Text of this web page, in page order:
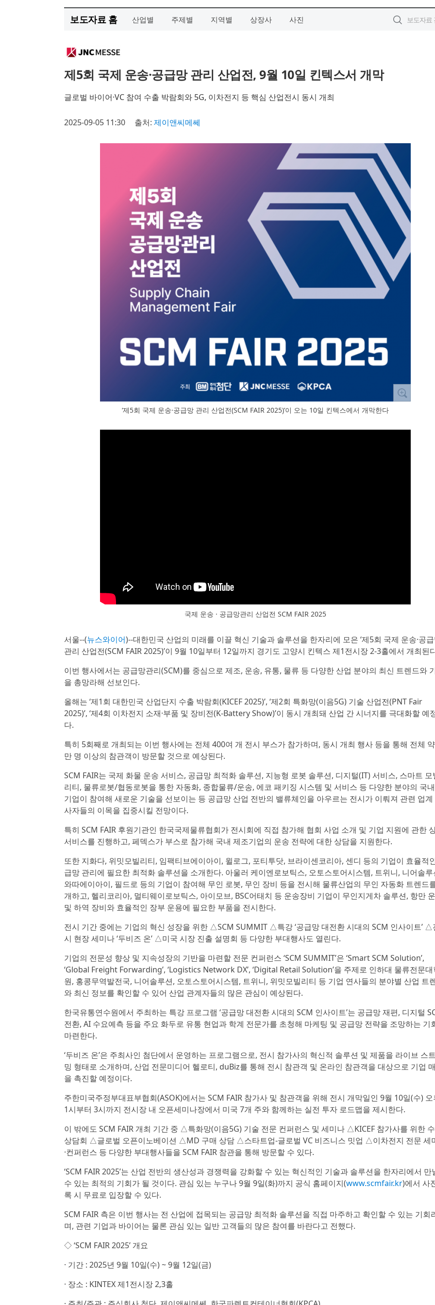
보도자료 홈 산업별 주제별 지역별 상장사 사진
제5회 국제 운송·공급망 관리 산업전, 9월 10일 킨텍스서 개막
글로벌 바이어·VC 참여 수출 박람회와 5G, 이차전지 등 핵심 산업전시 동시 개최
2025-09-05 11:30 출처: 제이앤씨메쎄
‘제5회 국제 운송·공급망 관리 산업전(SCM FAIR 2025)’이 오는 10일 킨텍스에서 개막한다
국제 운송 · 공급망관리 산업전 SCM FAIR 2025
서울--(뉴스와이어)--대한민국 산업의 미래를 이끌 혁신 기술과 솔루션을 한자리에 모은 ‘제5회 국제 운송·공
관리 산업전(SCM FAIR 2025)’이 9월 10일부터 12일까지 경기도 고양시 킨텍스 제1전시장 2-3홀에서 개최된
이번 행사에서는 공급망관리(SCM)를 중심으로 제조, 운송, 유통, 물류 등 다양한 산업 분야의 최신 트렌드와
을 총망라해 선보인다.
올해는 ‘제1회 대한민국 산업단지 수출 박람회(KICEF 2025)’, ‘제2회 특화망(이음5G) 기술 산업전(PNT Fair
2025)’, ‘제4회 이차전지 소재·부품 및 장비전(K-Battery Show)’이 동시 개최돼 산업 간 시너지를 극대화할 예
다.
특히 5회째로 개최되는 이번 행사에는 전체 400여 개 전시 부스가 참가하며, 동시 개최 행사 등을 통해 전체
만 명 이상의 참관객이 방문할 것으로 예상된다.
SCM FAIR는 국제 화물 운송 서비스, 공급망 최적화 솔루션, 지능형 로봇 솔루션, 디지털(IT) 서비스, 스마트 모
리티, 물류로봇/협동로봇을 통한 자동화, 종합물류/운송, 에코 패키징 시스템 및 서비스 등 다양한 분야의 국
기업이 참여해 새로운 기술을 선보이는 등 공급망 산업 전반의 밸류체인을 아우르는 전시가 이뤄져 관련 업계
사자들의 이목을 집중시킬 전망이다.
특히 SCM FAIR 후원기관인 한국국제물류협회가 전시회에 직접 참가해 협회 사업 소개 및 기업 지원에 관한
서비스를 진행하고, 페덱스가 부스로 참가해 국내 제조기업의 운송 전략에 대한 상담을 지원한다.
또한 지화다, 위밋모빌리티, 임팩티브에이아이, 윌로그, 포티투닷, 브라이센코리아, 센디 등의 기업이 효율적
급망 관리에 필요한 최적화 솔루션을 소개한다. 아울러 케이엔로보틱스, 오토스토어시스템, 트위니, 니어솔루
와따에이아이, 필드로 등의 기업이 참여해 무인 로봇, 무인 장비 등을 전시해 물류산업의 무인 자동화 트렌드
개하고, 헬리코리아, 멀티웨이로보틱스, 아이모브, BSC어태치 등 운송장비 기업이 무인지게차 솔루션, 항만
및 하역 장비와 효율적인 장부 운용에 필요한 부품을 전시한다.
전시 기간 중에는 기업의 혁신 성장을 위한 △SCM SUMMIT △특강 ‘공급망 대전환 시대의 SCM 인사이트’ △
시 현장 세미나 ‘두비즈 온’ △미국 시장 진출 설명회 등 다양한 부대행사도 열린다.
기업의 전문성 향상 및 지속성장의 기반을 마련할 전문 컨퍼런스 ‘SCM SUMMIT’은 ‘Smart SCM Solution’,
‘Global Freight Forwarding’, ‘Logistics Network DX’, ‘Digital Retail Solution’을 주제로 인하대 물류전문대
원, 홍콩무역발전국, 니어솔루션, 오토스토어시스템, 트위니, 위밋모빌리티 등 기업 연사들의 분야별 산업 트
와 최신 정보를 확인할 수 있어 산업 관계자들의 많은 관심이 예상된다.
한국유통연수원에서 주최하는 특강 프로그램 ‘공급망 대전환 시대의 SCM 인사이트’는 공급망 재편, 디지털
전환, AI 수요예측 등을 주요 화두로 유통 현업과 학계 전문가를 초청해 마케팅 및 공급망 전략을 조망하는 기
마련한다.
‘두비즈 온’은 주최사인 첨단에서 운영하는 프로그램으로, 전시 참가사의 혁신적 솔루션 및 제품을 라이브 스
밍 형태로 소개하며, 산업 전문미디어 헬로티, duBiz를 통해 전시 참관객 및 온라인 참관객을 대상으로 기업
을 촉진할 예정이다.
주한미국주정부대표부협회(ASOK)에서는 SCM FAIR 참가사 및 참관객을 위해 전시 개막일인 9월 10일(수) 오
1시부터 3시까지 전시장 내 오픈세미나장에서 미국 7개 주와 함께하는 실전 투자 로드맵을 제시한다.
이 밖에도 SCM FAIR 개최 기간 중 △특화망(이음5G) 기술 전문 컨퍼런스 및 세미나 △KICEF 참가사를 위한
상담회 △글로벌 오픈이노베이션 △MD 구매 상담 △스타트업-글로벌 VC 비즈니스 밋업 △이차전지 전문 세
·컨퍼런스 등 다양한 부대행사들을 SCM FAIR 참관을 통해 방문할 수 있다.
‘SCM FAIR 2025’는 산업 전반의 생산성과 경쟁력을 강화할 수 있는 혁신적인 기술과 솔루션을 한자리에서 만
수 있는 최적의 기회가 될 것이다. 관심 있는 누구나 9월 9일(화)까지 공식 홈페이지(www.scmfair.kr)에서 사
록 시 무료로 입장할 수 있다.
SCM FAIR 측은 이번 행사는 전 산업에 접목되는 공급망 최적화 솔루션을 직접 마주하고 확인할 수 있는 기회
며, 관련 기업과 바이어는 물론 관심 있는 일반 고객들의 많은 참여를 바란다고 전했다.
◇ ‘SCM FAIR 2025’ 개요
· 기간 : 2025년 9월 10일(수) ~ 9월 12일(금)
· 장소 : KINTEX 제1전시장 2,3홀